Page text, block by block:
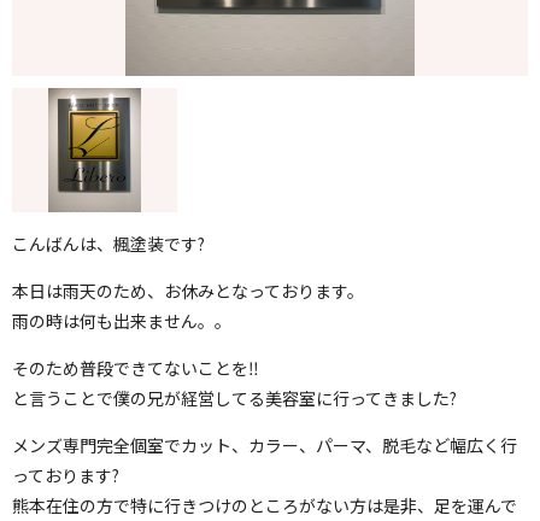
こんばんは、楓塗装です?
本日は雨天のため、お休みとなっております。
雨の時は何も出来ません。。
そのため普段できてないことを‼️
と言うことで僕の兄が経営してる美容室に行ってきました?
メンズ専門完全個室でカット、カラー、パーマ、脱毛など幅広く行
っております?
熊本在住の方で特に行きつけのところがない方は是非、足を運んで